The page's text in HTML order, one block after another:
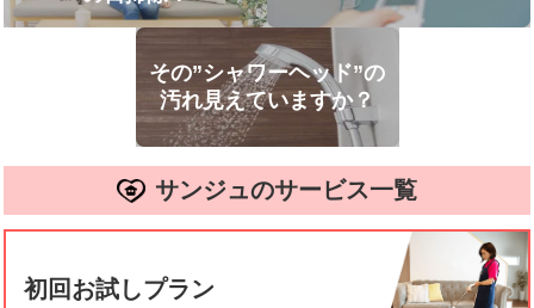
その”シャワーヘッド”の
汚れ見えていますか？
サンジュのサービス一覧
初回お試しプラン